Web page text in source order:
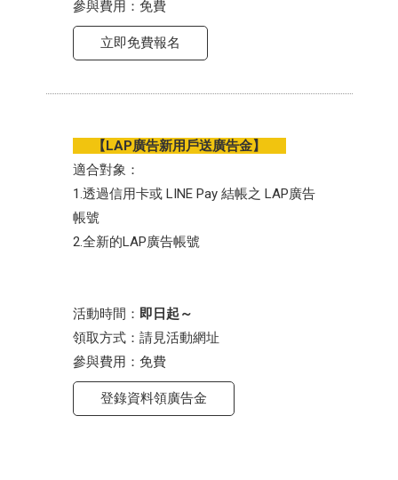
參與費用：免費
立即免費報名
【LAP廣告新用戶送廣告金】
適合對象：
1.透過信用卡或 LINE Pay 結帳之 LAP廣告
帳號
2.全新的LAP廣告帳號
活動時間： 即日起～
領取方式：請見活動網址
參與費用：免費
登錄資料領廣告金